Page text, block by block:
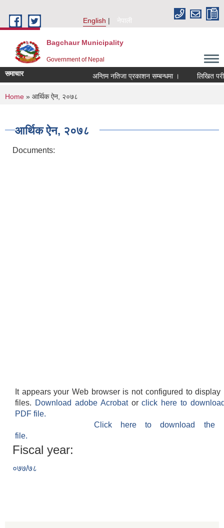
English
नेपाली
Bagchaur Municipality
Government of Nepal
समाचार अन्तिम नतिजा प्रकाशन सम्बन्धमा । लिखित
You are here
Home » आर्थिक ऐन, २०७८
आर्थिक ऐन, २०७८
Documents:
It appears your Web browser is not configured to display
files. Download adobe Acrobat orclick here to
PDF file.
Click here to download the
file.
Fiscal year:
०७७/७८